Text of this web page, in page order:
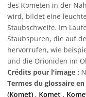
des Kometen in der
wird, bildet eine
Staubschweife. Im
Staubspuren, die auf
hervorrufen, wie
und die Orioniden im
Crédits pour l'image :
Termes du glossaire
(Komet) , Komet ,